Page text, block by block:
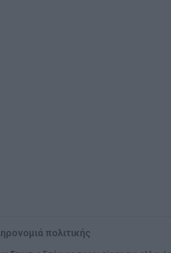
πολιτικής